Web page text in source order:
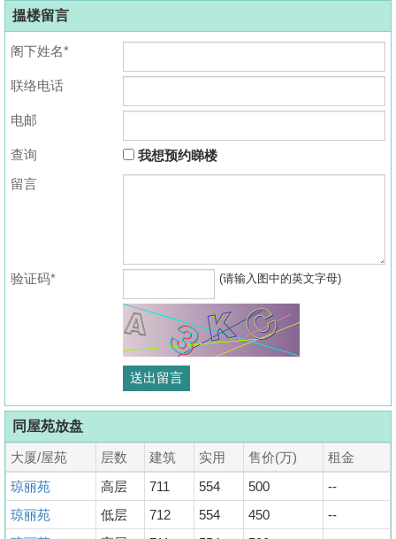
搵楼留言
阁下姓名*
联络电话
电邮
查询
我想预约睇楼
留言
验证码* (请输入图中的英文字母)
同屋苑放盘
大厦/屋苑 层数 建筑 实用 售价(万)
租金
琼丽苑
高层 711 554 500
--
琼丽苑
低层 712 554 450
--